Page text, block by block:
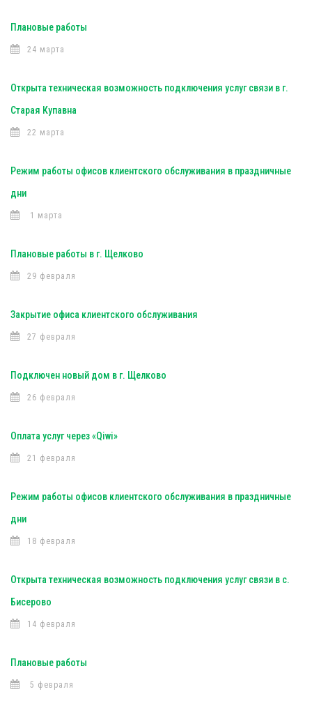
Плановые работы
24 марта
Открыта техническая возможность подключения услуг связи в г.
Старая Купавна
22 марта
Режим работы офисов клиентского обслуживания в праздничные
дни
1 марта
Плановые работы в г. Щелково
29 февраля
Закрытие офиса клиентского обслуживания
27 февраля
Подключен новый дом в г. Щелково
26 февраля
Оплата услуг через «Qiwi»
21 февраля
Режим работы офисов клиентского обслуживания в праздничные
дни
18 февраля
Открыта техническая возможность подключения услуг связи в с.
Бисерово
14 февраля
Плановые работы
5 февраля